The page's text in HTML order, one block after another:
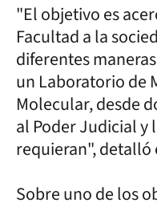
"El objetivo es
Facultad a la
diferentes
un Laboratorio de
Molecular, desde
al Poder Judicial y
requieran", detalló
Sobre uno de los